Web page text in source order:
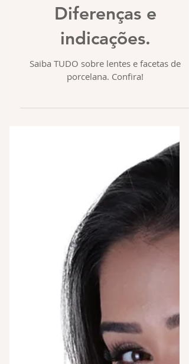
Diferenças e
indicações.
Saiba TUDO sobre lentes e facetas de
porcelana. Confira!